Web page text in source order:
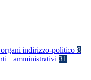
indirizzo-politico 8
- amministrativi 31